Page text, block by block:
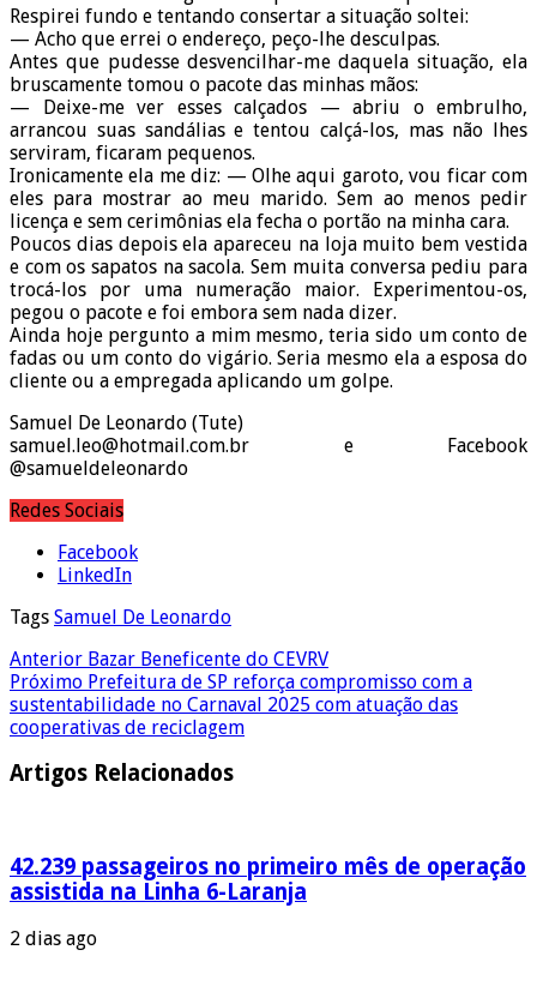
Respirei fundo e tentando consertar a situação soltei:
— Acho que errei o endereço, peço-lhe desculpas.
Antes que pudesse desvencilhar-me daquela situação, ela
bruscamente tomou o pacote das minhas mãos:
— Deixe-me ver esses calçados — abriu o embrulho,
arrancou suas sandálias e tentou calçá-los, mas não lhes
serviram, ficaram pequenos.
Ironicamente ela me diz: — Olhe aqui garoto, vou ficar com
eles para mostrar ao meu marido. Sem ao menos pedir
licença e sem cerimônias ela fecha o portão na minha cara.
Poucos dias depois ela apareceu na loja muito bem vestida
e com os sapatos na sacola. Sem muita conversa pediu para
trocá-los por uma numeração maior. Experimentou-os,
pegou o pacote e foi embora sem nada dizer.
Ainda hoje pergunto a mim mesmo, teria sido um conto de
fadas ou um conto do vigário. Seria mesmo ela a esposa do
cliente ou a empregada aplicando um golpe.
Samuel De Leonardo (Tute)
samuel.leo@hotmail.com.br e Facebook
@samueldeleonardo
Redes Sociais
Facebook
LinkedIn
Tags Samuel De Leonardo
Anterior Bazar Beneficente do CEVRV
Próximo Prefeitura de SP reforça compromisso com a
sustentabilidade no Carnaval 2025 com atuação das
cooperativas de reciclagem
Artigos Relacionados
42.239 passageiros no primeiro mês de operação
assistida na Linha 6-Laranja
2 dias ago